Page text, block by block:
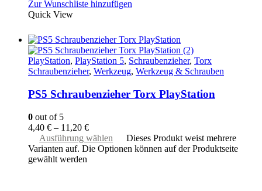
Zur Wunschliste hinzufügen
Quick View
PlayStation, PlayStation 5, Schraubenzieher, Torx
Schraubenzieher, Werkzeug, Werkzeug & Schrauben
PS5 Schraubenzieher Torx PlayStation
0 out of 5
4,40 € – 11,20 €
Ausführung wählen
Dieses Produkt weist mehrere
Varianten auf. Die Optionen können auf der Produktseite
gewählt werden